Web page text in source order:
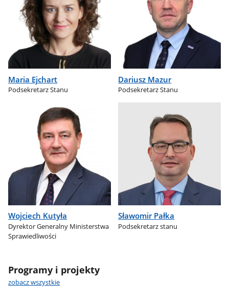
Maria Ejchart
Podsekretarz Stanu
Dariusz Mazur
Podsekretarz Stanu
Wojciech Kutyła
Dyrektor Generalny Ministerstwa
Sprawiedliwości
Sławomir Pałka
Podsekretarz stanu
Programy i projekty
zobacz wszystkie